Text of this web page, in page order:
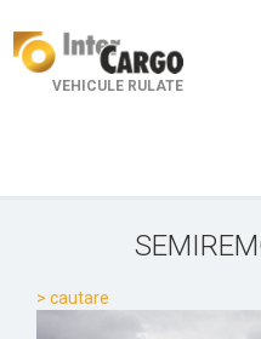
VEHICULE RULATE
> cautare